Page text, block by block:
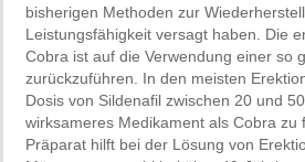
bisherigen Methoden zur
Leistungsfähigkeit versagt haben. Die
Cobra ist auf die Verwendung einer so
zurückzuführen. In den meisten
Dosis von Sildenafil zwischen 20 und
wirksameres Medikament als Cobra zu
Präparat hilft bei der Lösung von